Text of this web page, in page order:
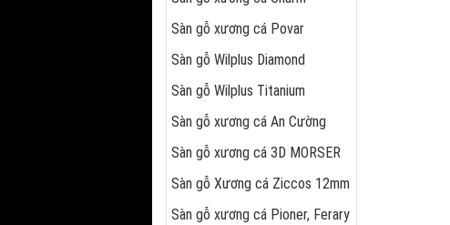
Sàn gỗ xương cá Povar
Sàn gỗ Wilplus Diamond
Sàn gỗ Wilplus Titanium
Sàn gỗ xương cá An Cường
Sàn gỗ xương cá 3D MORSER
Sàn gỗ Xương cá Ziccos 12mm
Sàn gỗ xương cá Pioner, Ferary